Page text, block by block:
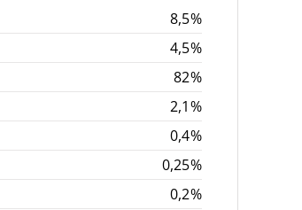
8,5%
4,5%
82%
2,1%
0,4%
0,25%
0,2%